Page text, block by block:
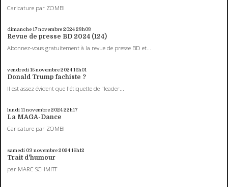
Caricature par ZOMBI
dimanche 17novembre 202423h03
Revue de presse BD 2024 (124)
Abonnez-vous gratuitement à la revue de presse BD et...
vendredi 15novembre 202416h01
Donald Trump fachiste ?
Il est assez évident que l'étiquette de "leader...
lundi 11novembre 202422h17
La MAGA-Dance
Caricature par ZOMBI
samedi 09 novembre 202416h12
Trait d'humour
par MARC SCHMITT